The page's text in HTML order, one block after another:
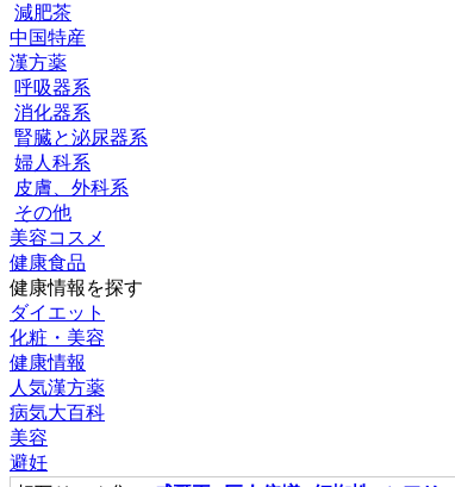
減肥茶
中国特産
漢方薬
呼吸器系
消化器系
腎臓と泌尿器系
婦人科系
皮膚、外科系
その他
美容コスメ
健康食品
健康情報を探す
ダイエット
化粧・美容
健康情報
人気漢方薬
病気大百科
美容
避妊